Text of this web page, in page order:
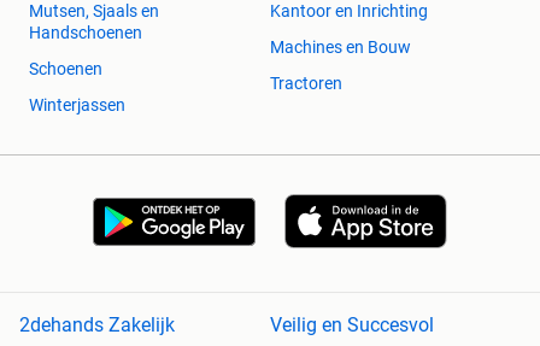
Mutsen, Sjaals en
Handschoenen
Schoenen
Winterjassen
Kantoor en Inrichting
Machines en Bouw
Tractoren
2dehands Zakelijk Veilig en Succesvol